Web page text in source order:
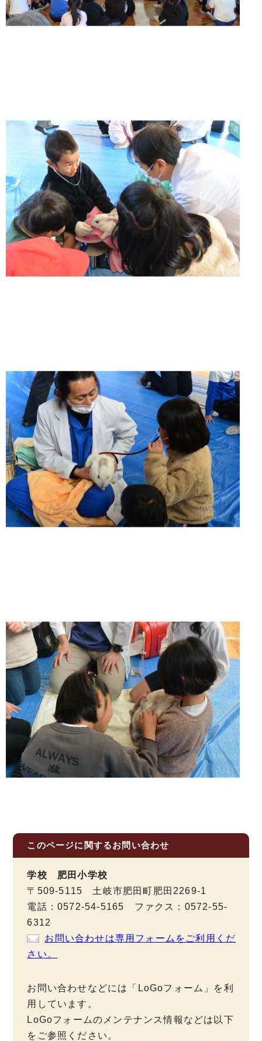
このページに関するお問い合わせ
学校 肥田小学校
〒509-5115 土岐市肥田町肥田2269-1
電話：0572-54-5165 ファクス：0572-55-
6312
お問い合わせは専用フォームをご利用くだ
さい。
お問い合わせなどには「LoGoフォーム」を利
用しています。
LoGoフォームのメンテナンス情報などは以下
をご参照ください。